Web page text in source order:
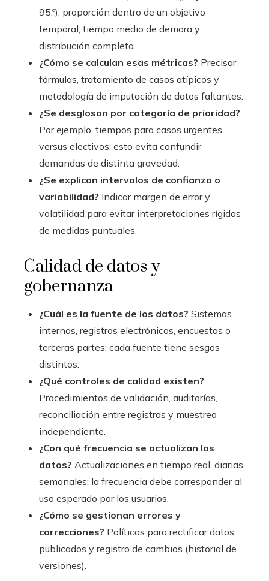
95.º), proporción dentro de un objetivo
temporal, tiempo medio de demora y
distribución completa.
¿Cómo se calculan esas métricas? Precisar
fórmulas, tratamiento de casos atípicos y
metodología de imputación de datos faltantes.
¿Se desglosan por categoría de prioridad?
Por ejemplo, tiempos para casos urgentes
versus electivos; esto evita confundir
demandas de distinta gravedad.
¿Se explican intervalos de confianza o
variabilidad? Indicar margen de error y
volatilidad para evitar interpretaciones rígidas
de medidas puntuales.
Calidad de datos y
gobernanza
¿Cuál es la fuente de los datos? Sistemas
internos, registros electrónicos, encuestas o
terceras partes; cada fuente tiene sesgos
distintos.
¿Qué controles de calidad existen?
Procedimientos de validación, auditorías,
reconciliación entre registros y muestreo
independiente.
¿Con qué frecuencia se actualizan los
datos? Actualizaciones en tiempo real, diarias,
semanales; la frecuencia debe corresponder al
uso esperado por los usuarios.
¿Cómo se gestionan errores y
correcciones? Políticas para rectificar datos
publicados y registro de cambios (historial de
versiones).